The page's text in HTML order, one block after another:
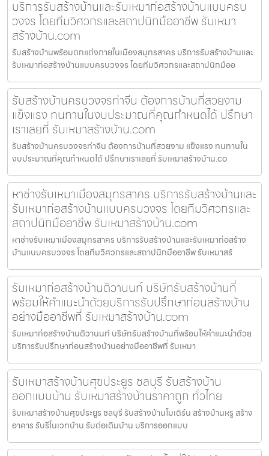
บริการรับสร้างบ้านและรับเหมาก่อสร้างบ้านแบบครบ
วงจร โดยทีมวิศวกรและสถาปนิกมืออาชีพ รับเหมา
สร้างบ้าน.com
รับสร้างบ้านพร้อมตกแต่งภายในเมืองสมุทรสาคร บริการรับสร้างบ้านและ
รับเหมาก่อสร้างบ้านแบบครบวงจร โดยทีมวิศวกรและสถาปนิกมืออ
รับสร้างบ้านครบวงจรท่าจีน ต้องการบ้านที่สวยงาม
แข็งแรง ทนทานในงบประมาณที่คุณกำหนดได้ ปรึกษา
เราเลยที่ รับเหมาสร้างบ้าน.com
รับสร้างบ้านครบวงจรท่าจีน ต้องการบ้านที่สวยงาม แข็งแรง ทนทานใน
งบประมาณที่คุณกำหนดได้ ปรึกษาเราเลยที่ รับเหมาสร้างบ้าน.co
หาช่างรับเหมาเมืองสมุทรสาคร บริการรับสร้างบ้านและ
รับเหมาก่อสร้างบ้านแบบครบวงจร โดยทีมวิศวกรและ
สถาปนิกมืออาชีพ รับเหมาสร้างบ้าน.com
หาช่างรับเหมาเมืองสมุทรสาคร บริการรับสร้างบ้านและรับเหมาก่อสร้าง
บ้านแบบครบวงจร โดยทีมวิศวกรและสถาปนิกมืออาชีพ รับเหมาสร้
รับเหมาก่อสร้างบ้านติวานนท์ บริษัทรับสร้างบ้านที่
พร้อมให้คำแนะนำด้วยบริการรับปรึกษาก่อนสร้างบ้าน
อย่างมืออาชีพที่ รับเหมาสร้างบ้าน.com
รับเหมาก่อสร้างบ้านติวานนท์ บริษัทรับสร้างบ้านที่พร้อมให้คำแนะนำด้วย
บริการรับปรึกษาก่อนสร้างบ้านอย่างมืออาชีพที่ รับเหมา
รับเหมาสร้างบ้านศุขประยูร ชลบุรี รับสร้างบ้าน
ออกแบบบ้าน รับเหมาสร้างบ้านราคาถูก ทั่วไทย
รับเหมาสร้างบ้านศุขประยูร ชลบุรี รับสร้างบ้านโมเดิร์น สร้างบ้านหรู สร้าง
อาคาร รับรีโนเวทบ้าน รับต่อเติมบ้าน บริการออกแบบ